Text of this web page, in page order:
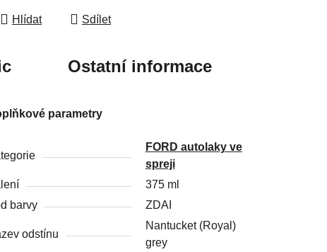
Hlídat Sdílet
Ostatní informace
parametry
FORD autolaky ve
spreji
375 ml
barvy
ZDAI
odstínu
Nantucket (Royal)
grey